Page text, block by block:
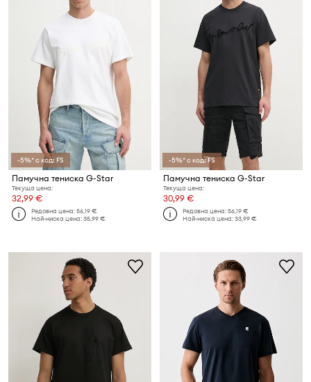
-5%* с код: FS
Памучна тениска G-Star
Текуща цена:
32,99 €
Редовна цена:56,19 €
Най-ниска цена:35,99 €
-5%* с код: FS
Памучна тениска G-Star
Текуща цена:
30,99 €
Редовна цена:56,19 €
Най-ниска цена:33,99 €